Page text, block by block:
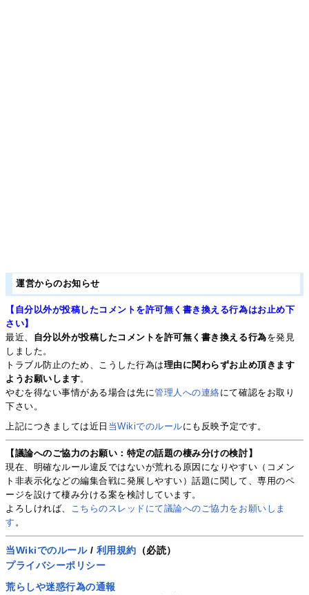
運営からのお知らせ
【自分以外が投稿したコメントを許可無く書き換える行為はお止め下
さい】
最近、 自分以外が投稿したコメントを許可無く書き換える行為を発見
しました。
トラブル防止のため、こうした行為は理由に関わらずお止め頂きます
ようお願いします。
やむを得ない事情がある場合は先に管理人への連絡にて確認をお取り
下さい。
上記につきましては近日 当Wikiでのルールにも反映予定です。
【議論へのご協力のお願い：特定の話題の棲み分けの検討】
現在、明確なルール違反ではないが荒れる原因になりやすい（コメン
ト非表示化などの編集合戦に発展しやすい）話題に関して、専用のペ
ージを設けて棲み分ける案を検討しています。
よろしければ、
こちらのスレッドにて議論へのご協力をお願いしま
す 。
当Wikiでのルール/ 利用規約 （必読）
プライバシーポリシー
荒らしや迷惑行為の通報